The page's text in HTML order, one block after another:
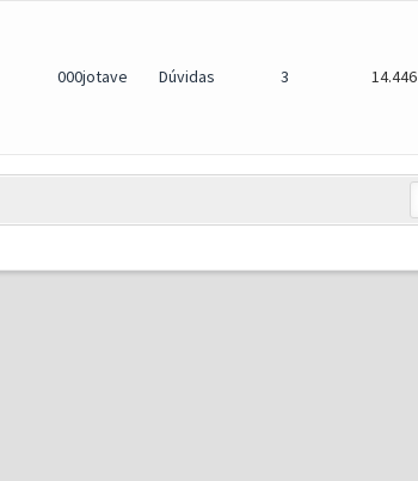
000jotave Dúvidas 3 14.446